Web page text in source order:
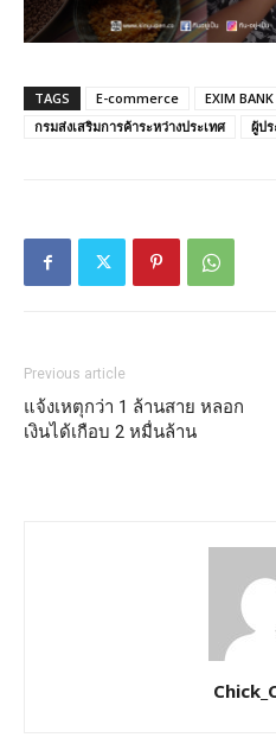
TAGS E-commerce EXIM BANK
กรมส่งเสริมการค้าระหว่างประเทศ
ผู้ป
Previous article
แจ้งเหตุกว่า 1 ล้านสาย หลอก
เงินได้เกือบ 2 หมื่นล้าน